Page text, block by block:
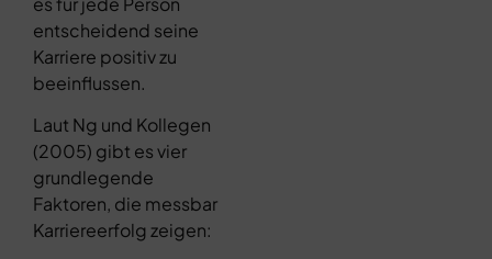
entscheidend seine
Karriere positiv zu
beeinflussen.
Laut Ng und Kollegen
(2005) gibt es vier
grundlegende
Faktoren, die messbar
Karriereerfolg zeigen: